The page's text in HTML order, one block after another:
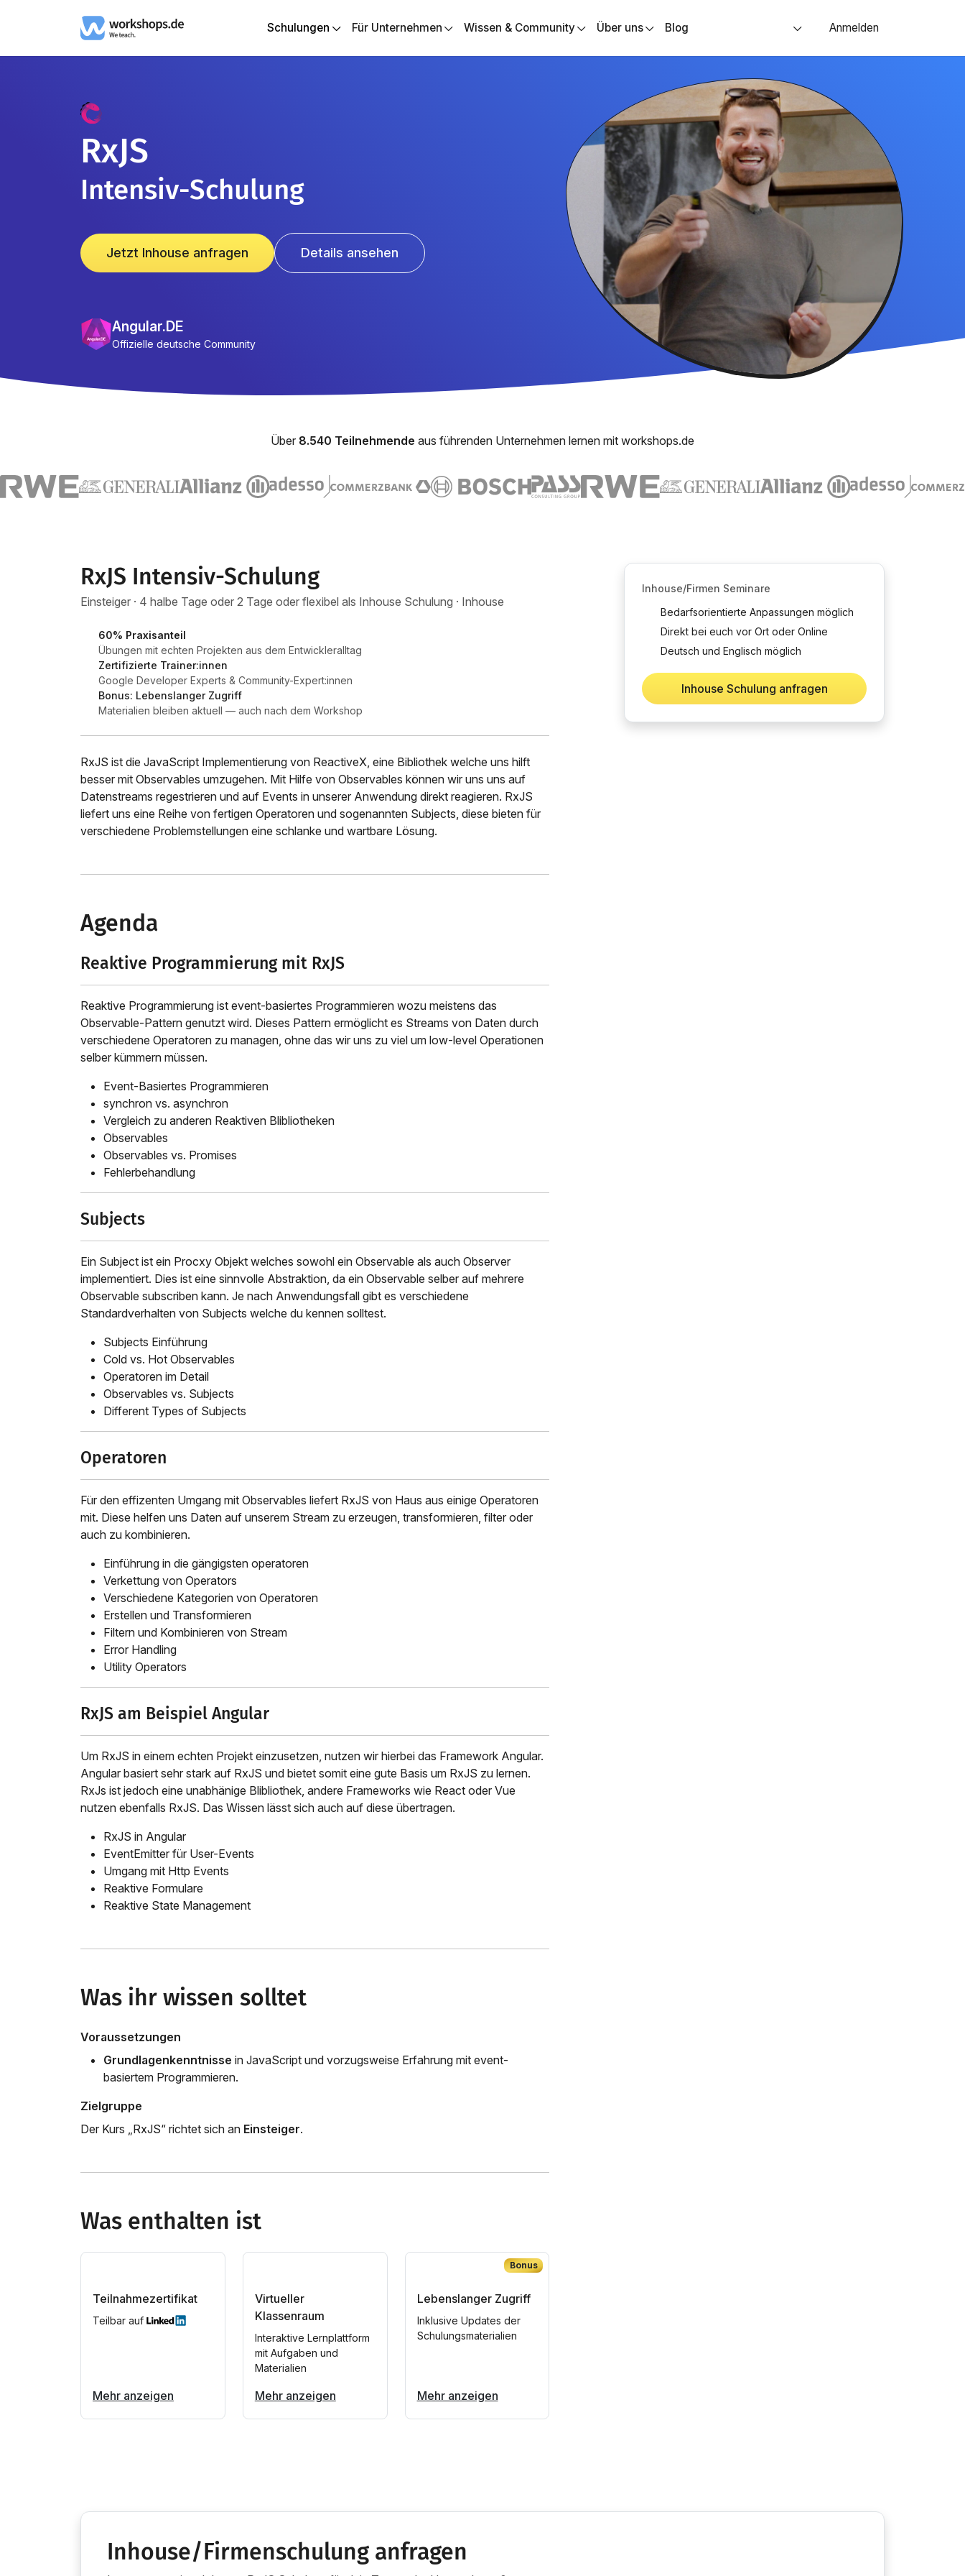
Schulungen Für Unternehmen Wissen & Community Über uns Blog Anmelden
RxJS
Intensiv-Schulung
Jetzt Inhouse anfragen Details ansehen
Angular.DE
Offizielle deutsche Community
Über 8.540 Teilnehmende aus führenden Unternehmen lernen mit workshops.de
RxJS Intensiv-Schulung
Einsteiger · 4 halbe Tage oder 2 Tage oder flexibel als Inhouse Schulung · Inhouse
60% Praxisanteil
Übungen mit echten Projekten aus dem Entwickleralltag
Zertifizierte Trainer:innen
Google Developer Experts & Community-Expert:innen
Bonus: Lebenslanger Zugriff
Materialien bleiben aktuell — auch nach dem Workshop
RxJS ist die JavaScript Implementierung von ReactiveX, eine Bibliothek welche uns hilft
besser mit Observables umzugehen. Mit Hilfe von Observables können wir uns uns auf
Datenstreams regestrieren und auf Events in unserer Anwendung direkt reagieren. RxJS
liefert uns eine Reihe von fertigen Operatoren und sogenannten Subjects, diese bieten für
verschiedene Problemstellungen eine schlanke und wartbare Lösung.
Agenda
Reaktive Programmierung mit RxJS
Reaktive Programmierung ist event-basiertes Programmieren wozu meistens das
Observable-Pattern genutzt wird. Dieses Pattern ermöglicht es Streams von Daten durch
verschiedene Operatoren zu managen, ohne das wir uns zu viel um low-level Operationen
selber kümmern müssen.
Event-Basiertes Programmieren
synchron vs. asynchron
Vergleich zu anderen Reaktiven Blibliotheken
Observables
Observables vs. Promises
Fehlerbehandlung
Subjects
Ein Subject ist ein Procxy Objekt welches sowohl ein Observable als auch Observer
implementiert. Dies ist eine sinnvolle Abstraktion, da ein Observable selber auf mehrere
Observable subscriben kann. Je nach Anwendungsfall gibt es verschiedene
Standardverhalten von Subjects welche du kennen solltest.
Subjects Einführung
Cold vs. Hot Observables
Operatoren im Detail
Observables vs. Subjects
Different Types of Subjects
Operatoren
Für den effizenten Umgang mit Observables liefert RxJS von Haus aus einige Operatoren
mit. Diese helfen uns Daten auf unserem Stream zu erzeugen, transformieren, filter oder
auch zu kombinieren.
Einführung in die gängigsten operatoren
Verkettung von Operators
Verschiedene Kategorien von Operatoren
Erstellen und Transformieren
Filtern und Kombinieren von Stream
Error Handling
Utility Operators
RxJS am Beispiel Angular
Um RxJS in einem echten Projekt einzusetzen, nutzen wir hierbei das Framework Angular.
Angular basiert sehr stark auf RxJS und bietet somit eine gute Basis um RxJS zu lernen.
RxJs ist jedoch eine unabhänige Blibliothek, andere Frameworks wie React oder Vue
nutzen ebenfalls RxJS. Das Wissen lässt sich auch auf diese übertragen.
RxJS in Angular
EventEmitter für User-Events
Umgang mit Http Events
Reaktive Formulare
Reaktive State Management
Was ihr wissen solltet
Voraussetzungen
Grundlagenkenntnisse in JavaScript und vorzugsweise Erfahrung mit event-
basiertem Programmieren.
Zielgruppe
Der Kurs „RxJS“ richtet sich an Einsteiger.
Was enthalten ist
Teilnahmezertifikat
Teilbar auf
Mehr anzeigen
Virtueller
Klassenraum
Interaktive Lernplattform
mit Aufgaben und
Materialien
Mehr anzeigen
Bonus
Lebenslanger Zugriff
Inklusive Updates der
Schulungsmaterialien
Mehr anzeigen
Inhouse/Firmen Seminare
Bedarfsorientierte Anpassungen möglich
Direkt bei euch vor Ort oder Online
Deutsch und Englisch möglich
Inhouse Schulung anfragen
Inhouse/Firmenschulung anfragen